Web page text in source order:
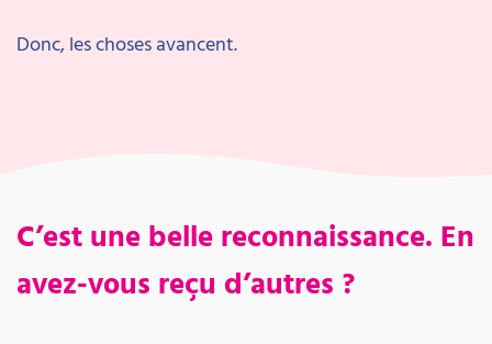
Donc, les choses avancent.
C’est une belle reconnaissance. En
avez-vous reçu d’autres ?